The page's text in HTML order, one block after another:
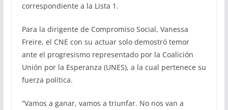
correspondiente a la Lista 1.
Para la dirigente de Compromiso Social, Vanessa
Freire, el CNE con su actuar solo demostró temor
ante el progresismo representado por la Coalición
Unión por la Esperanza (UNES), a la cual pertenece su
fuerza política.
“Vamos a ganar, vamos a triunfar. No nos van a